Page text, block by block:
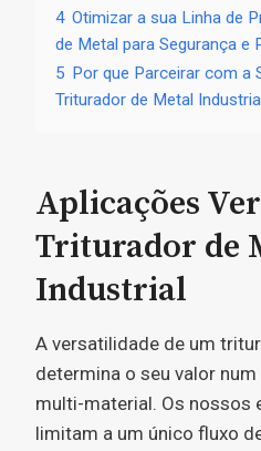
4 Otimizar a sua Linha de
de Metal para Segurança e
5 Por que Parceirar com a
Triturador de Metal
Aplicações
Triturador de
Industrial
A versatilidade de um
determina o seu valor
multi-material. Os nossos
limitam a um único fluxo